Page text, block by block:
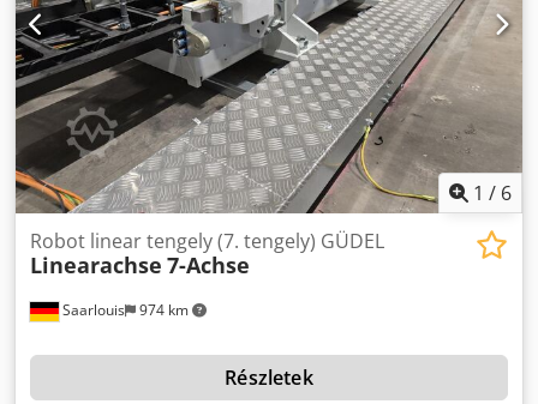
1 / 6
Saarlouis 974 km
Robot linear tengely (7. tengely) GÜDEL
Linearachse 7-Achse
Részletek